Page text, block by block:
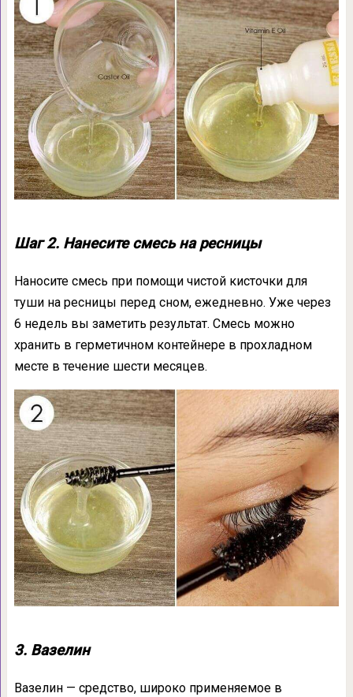
Шаг 2. Нанесите смесь на ресницы
Наносите смесь при помощи чистой кисточки для
туши на ресницы перед сном, ежедневно. Уже через
6 недель вы заметить результат. Смесь можно
хранить в герметичном контейнере в прохладном
месте в течение шести месяцев.
3. Вазелин
Вазелин — средство, широко применяемое в